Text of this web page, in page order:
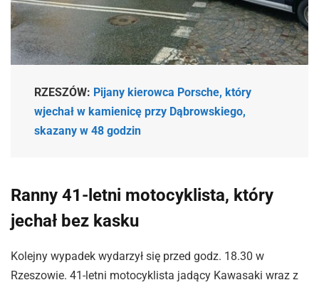
RZESZÓW: Pijany kierowca Porsche, który
wjechał w kamienicę przy Dąbrowskiego,
skazany w 48 godzin
Ranny 41-letni motocyklista, który
jechał bez kasku
Kolejny wypadek wydarzył się przed godz. 18.30 w
Rzeszowie. 41-letni motocyklista jadący Kawasaki wraz z